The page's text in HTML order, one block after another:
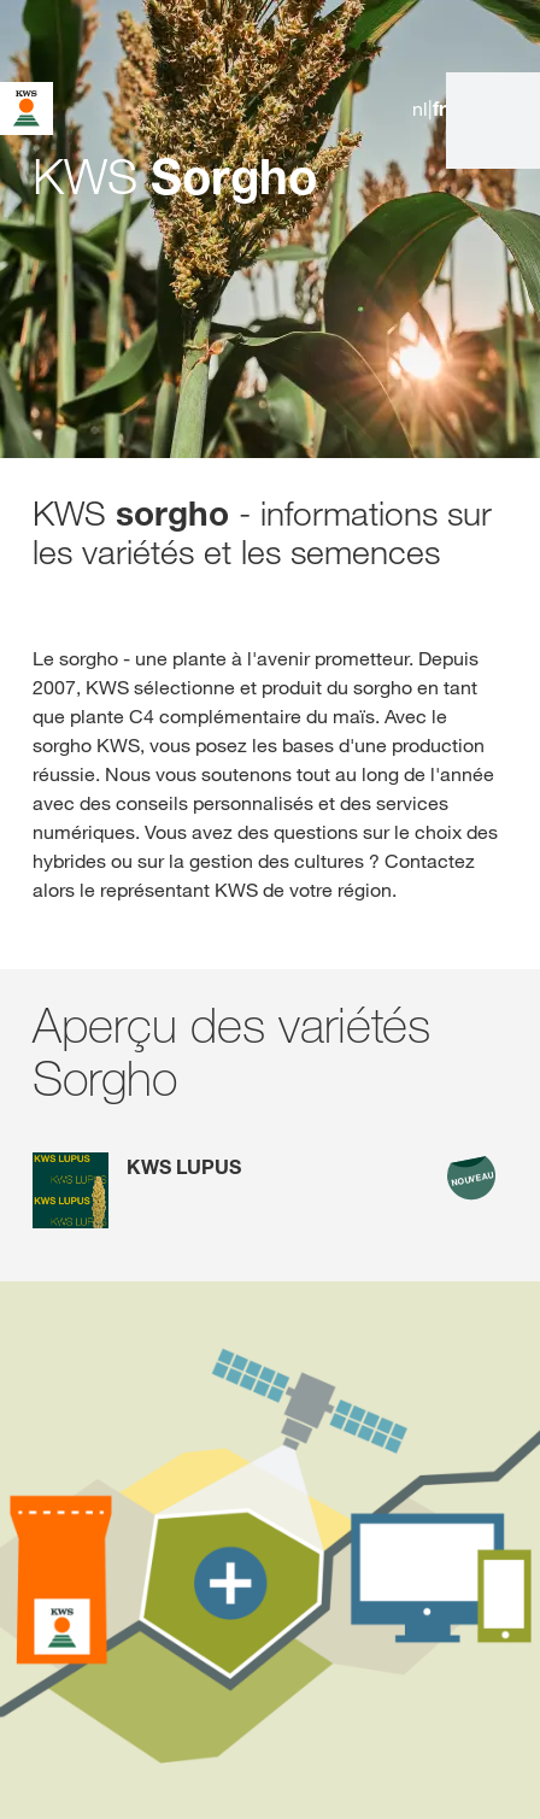
nl|fr
Vous êtes sur le site de KWS pour la Belgique. Une page
alternative pour votre pays existe pour cette page :
Voulez-vous changer maintenant ?
CHANGEZ
MAINTENANT
NE PAS
CHANGER CETTE
FOIS-CI
NE
DEMANDEZ
PLUS RIEN
KWSSorgho
KWS sorgho - informations sur
les variétés et les semences
Le sorgho - une plante à l'avenir prometteur. Depuis
2007, KWS sélectionne et produit du sorgho en tant
que plante C4 complémentaire du maïs. Avec le
sorgho KWS, vous posez les bases d'une production
réussie. Nous vous soutenons tout au long de l'année
avec des conseils personnalisés et des services
numériques. Vous avez des questions sur le choix des
hybrides ou sur la gestion des cultures ? Contactez
alors le représentant KWS de votre région.
Aperçu des variétés
Sorgho
KWS LUPUS